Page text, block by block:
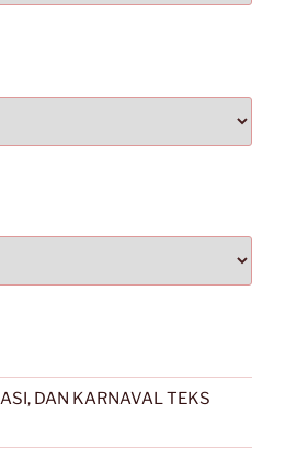
DAN KARNAVAL TEKS